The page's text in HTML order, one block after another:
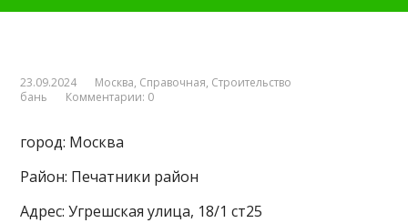
23.09.2024 Москва, Справочная, Строительство
бань
Комментарии: 0
город: Москва
Район: Печатники район
Адрес: Угрешская улица, 18/1 ст25